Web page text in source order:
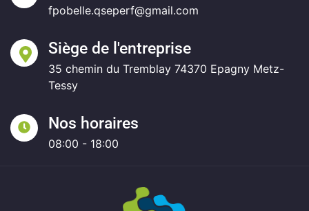
fpobelle.qseperf@gmail.com
Siège de l'entreprise
35 chemin du Tremblay 74370 Epagny Metz-
Tessy
Nos horaires
08:00 - 18:00